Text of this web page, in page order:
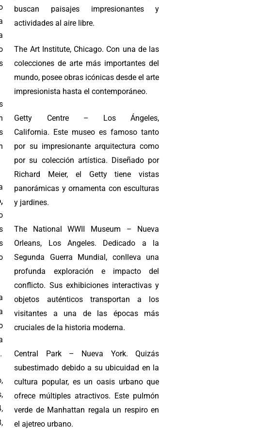
buscan paisajes impresionantes y
actividades al aire libre.
The Art Institute, Chicago. Con una de las
colecciones de arte más importantes del
mundo, posee obras icónicas desde el arte
impresionista hasta el contemporáneo.
Getty Centre – Los Ángeles,
California. Este museo es famoso tanto
por su impresionante arquitectura como
por su colección artística. Diseñado por
Richard Meier, el Getty tiene vistas
panorámicas y ornamenta con esculturas
y jardines.
The National WWII Museum – Nueva
Orleans, Los Angeles. Dedicado a la
Segunda Guerra Mundial, conlleva una
profunda exploración e impacto del
conflicto. Sus exhibiciones interactivas y
objetos auténticos transportan a los
visitantes a una de las épocas más
cruciales de la historia moderna.
Central Park – Nueva York. Quizás
subestimado debido a su ubicuidad en la
cultura popular, es un oasis urbano que
ofrece múltiples atractivos. Este pulmón
verde de Manhattan regala un respiro en
el ajetreo urbano.